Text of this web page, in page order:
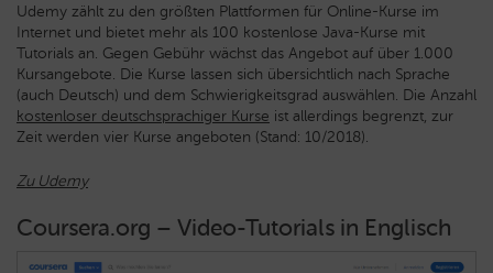
Udemy zählt zu den größten Plattformen für Online-Kurse im
Internet und bietet mehr als 100 kostenlose Java-Kurse mit
Tutorials an. Gegen Gebühr wächst das Angebot auf über 1.000
Kursangebote. Die Kurse lassen sich übersichtlich nach Sprache
(auch Deutsch) und dem Schwierigkeitsgrad auswählen. Die Anzahl
kostenloser deutschsprachiger Kurse ist allerdings begrenzt, zur
Zeit werden vier Kurse angeboten (Stand: 10/2018).
Zu Udemy
Coursera.org – Video-Tutorials in Englisch